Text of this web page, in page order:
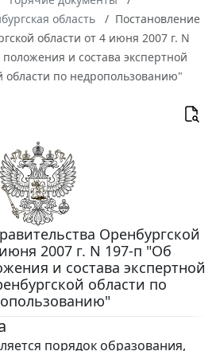
область
Постановление
области от 4 июня 2007 г. N
и состава экспертной
области по недропользованию"
Оренбургской
2007 г. N 197-п "Об
и состава экспертной
области по
порядок образования,